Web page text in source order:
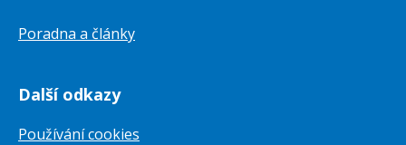
Poradna a články
Další odkazy
Používání cookies